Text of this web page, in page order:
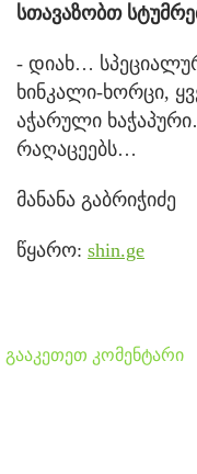
სთავაზობთ
- დიახ…
ხინკალი-ხორცი,
აჭარული
რაღაცეებს…
მანანა გაბრიჭიძე
წყარო: shin.ge
გააკეთეთ კომენტარი